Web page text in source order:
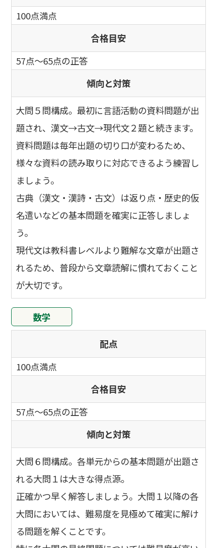
100点満点
合格目安
57点～65点の正答
傾向と対策
大問５問構成。最初に言語活動の資料問題が出
題され、漢文→古文→現代文２題と続きます。
資料問題は毎年出題の切り口が変わるため、
様々な資料の読み取りに対応できるよう練習し
ましょう。
古典（漢文・漢詩・古文）は返り点・歴史的仮
名遣いなどの基本問題を確実に正答しましょ
う。
現代文は教科書レベルより難解な文章が出題さ
れるため、普段から文章読解に慣れておくこと
が大切です。
数学
配点
100点満点
合格目安
57点～65点の正答
傾向と対策
大問６問構成。各単元からの基本問題が出題さ
れる大問１は大きな得点源。
正確かつ早く解答しましょう。大問１以降の各
大問においては、難易度を見極めて確実に解け
る問題を解くことです。